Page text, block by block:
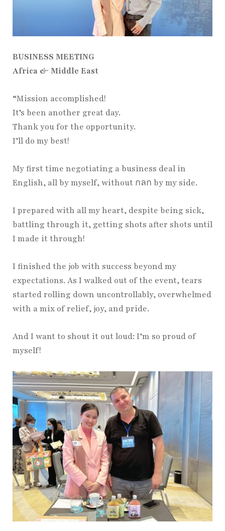
BUSINESS MEETING
Africa & Middle East
“Mission accomplished!
It’s been another great day.
Thank you for the opportunity.
I’ll do my best!
My first time negotiating a business deal in
English, all by myself, without กลก by my side.
I prepared with all my heart, despite being sick,
battling through it, getting shots after shots until
I made it through!
I finished the job with success beyond my
expectations. As I walked out of the event, tears
started rolling down uncontrollably, overwhelmed
with a mix of relief, joy, and pride.
And I want to shout it out loud: I’m so proud of
myself!